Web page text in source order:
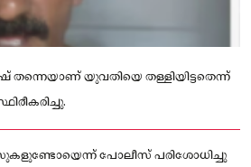
തന്നെയാണ് യുവതിയെ തള്ളിയിട്ടതെന്ന്
പോലീസ് പരിശോധിച്ചു